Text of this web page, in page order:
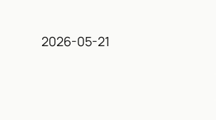
2026-05-21